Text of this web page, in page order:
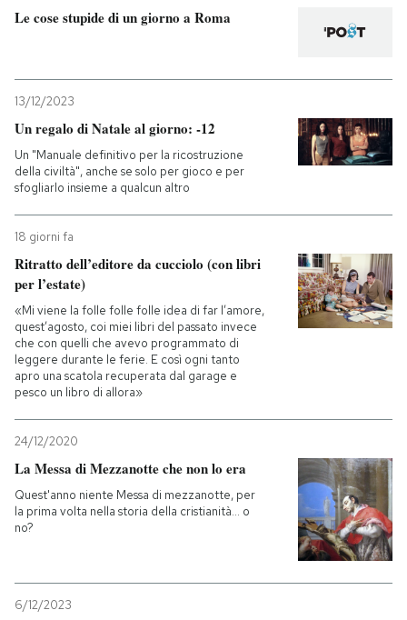
Le cose stupide di un giorno a Roma
13/12/2023
Un regalo di Natale al giorno: -12
Un "Manuale definitivo per la ricostruzione
della civiltà", anche se solo per gioco e per
sfogliarlo insieme a qualcun altro
18 giorni fa
Ritratto dell’editore da cucciolo (con libri
per l’estate)
«Mi viene la folle folle folle idea di far l’amore,
quest’agosto, coi miei libri del passato invece
che con quelli che avevo programmato di
leggere durante le ferie. E così ogni tanto
apro una scatola recuperata dal garage e
pesco un libro di allora»
24/12/2020
La Messa di Mezzanotte che non lo era
Quest'anno niente Messa di mezzanotte, per
la prima volta nella storia della cristianità... o
no?
6/12/2023